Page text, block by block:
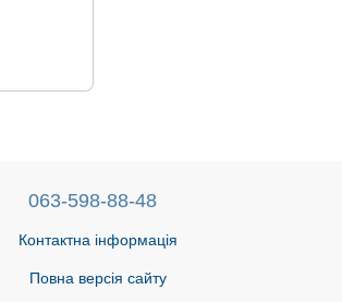
063-598-88-48
Контактна інформація
Повна версія сайту